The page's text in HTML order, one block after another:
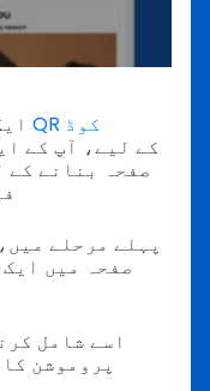
پہلے مرحلے
صفحہ میں
اسے شامل